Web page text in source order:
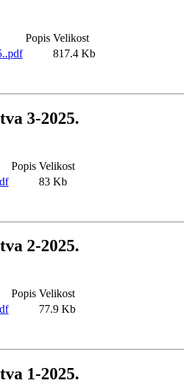
Popis Velikost
817.4 Kb
3-2025.
Popis Velikost
83 Kb
2-2025.
Popis Velikost
77.9 Kb
1-2025.